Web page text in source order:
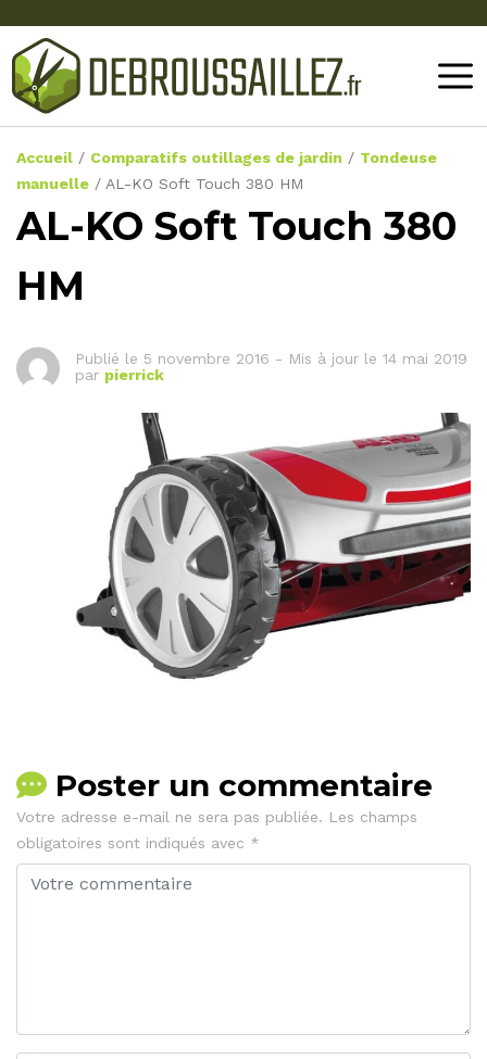
Accueil / Comparatifs outillages de jardin / Tondeuse
manuelle / AL-KO Soft Touch 380 HM
AL-KO Soft Touch 380
HM
Publié le 5 novembre 2016 - Mis à jour le 14 mai 2019
par pierrick
Poster un commentaire
Votre adresse e-mail ne sera pas publiée. Les champs
obligatoires sont indiqués avec *